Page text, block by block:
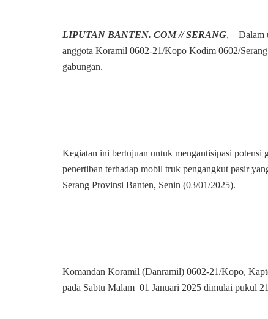
LIPUTAN BANTEN. COM // SERANG, – Dalam
anggota Koramil 0602-21/Kopo Kodim 0602/
gabungan.
Kegiatan ini bertujuan untuk mengantisipasi potensi
penertiban terhadap mobil truk pengangkut pasir
Serang Provinsi Banten, Senin (03/01/2025).
Komandan Koramil (Danramil) 0602-21/Kopo,
pada Sabtu Malam 01 Januari 2025 dimulai pukul